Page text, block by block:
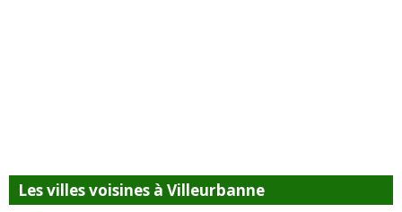
Les villes voisines à Villeurbanne